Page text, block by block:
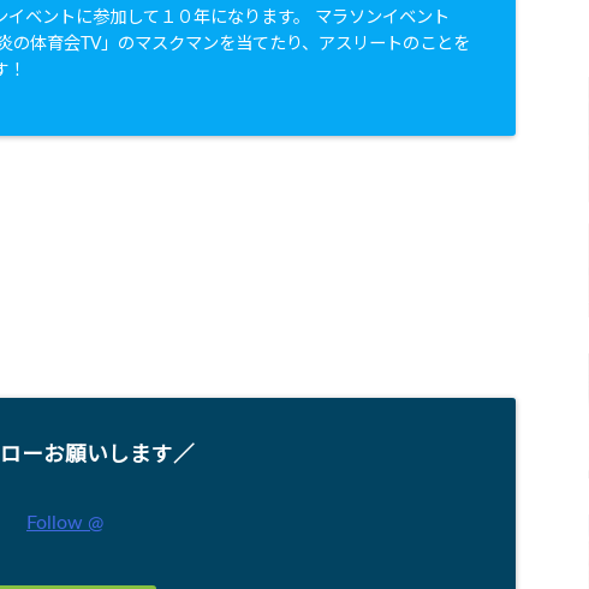
イベントに参加して１０年になります。 マラソンイベント
の体育会TV」のマスクマンを当てたり、アスリートのことを
！
ーお願いします／
Follow @